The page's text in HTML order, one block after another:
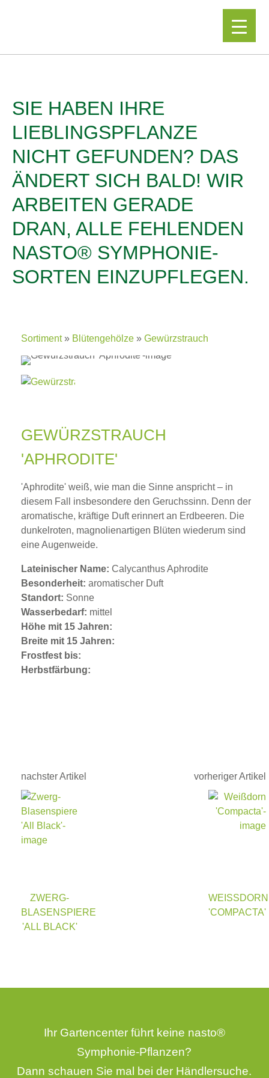
SIE HABEN IHRE
LIEBLINGSPFLANZE
NICHT GEFUNDEN? DAS
ÄNDERT SICH BALD! WIR
ARBEITEN GERADE
DRAN, ALLE FEHLENDEN
NASTO® SYMPHONIE-
SORTEN EINZUPFLEGEN.
Sortiment Blütengehölze Gewürzstrauch
GEWÜRZSTRAUCH
'APHRODITE'
'Aphrodite' weiß, wie man die Sinne anspricht – in
diesem Fall insbesondere den Geruchssinn. Denn der
aromatische, kräftige Duft erinnert an Erdbeeren. Die
dunkelroten, magnolienartigen Blüten wiederum sind
eine Augenweide.
Lateinischer Name: Calycanthus Aphrodite
Besonderheit: aromatischer Duft
Standort: Sonne
Wasserbedarf: mittel
Höhe mit 15 Jahren:
Breite mit 15 Jahren:
Frostfest bis:
Herbstfärbung:
nachster Artikel
ZWERG-
BLASENSPIERE
'ALL BLACK'
vorheriger Artikel
WEISSDORN '
COMPACTA'
Ihr Gartencenter führt keine nasto®
Symphonie-Pflanzen?
Dann schauen Sie mal bei der Händlersuche.